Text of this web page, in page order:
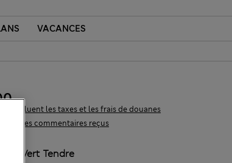
VACANCES
647 les commentaires reçus
prix incluent les taxes et les frais de douanes
Vert Tendre